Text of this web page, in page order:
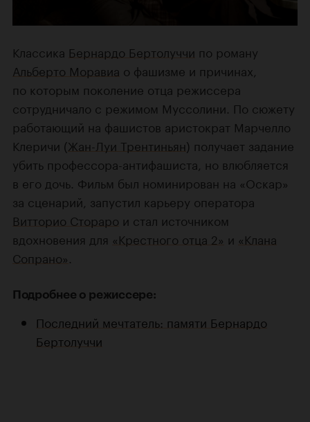
Классика Бернардо Бертолуччи по роману
Альберто Моравиа о фашизме и причинах,
по которым поколение отца режиссера
сотрудничало с режимом Муссолини. По сюжету
работающий на фашистов аристократ Марчелло
Клеричи (Жан-Луи Трентиньян) получает задание
убить профессора-антифашиста, но влюбляется
в его дочь. Фильм был номинирован на «Оскар»
за сценарий, запустил карьеру оператора
Витторио Стораро и стал источником
вдохновения для «Крестного отца 2» и «Клана
Сопрано»
Подробнее о режиссере:
Последний мечтатель: памяти Бернардо
Бертолуччи